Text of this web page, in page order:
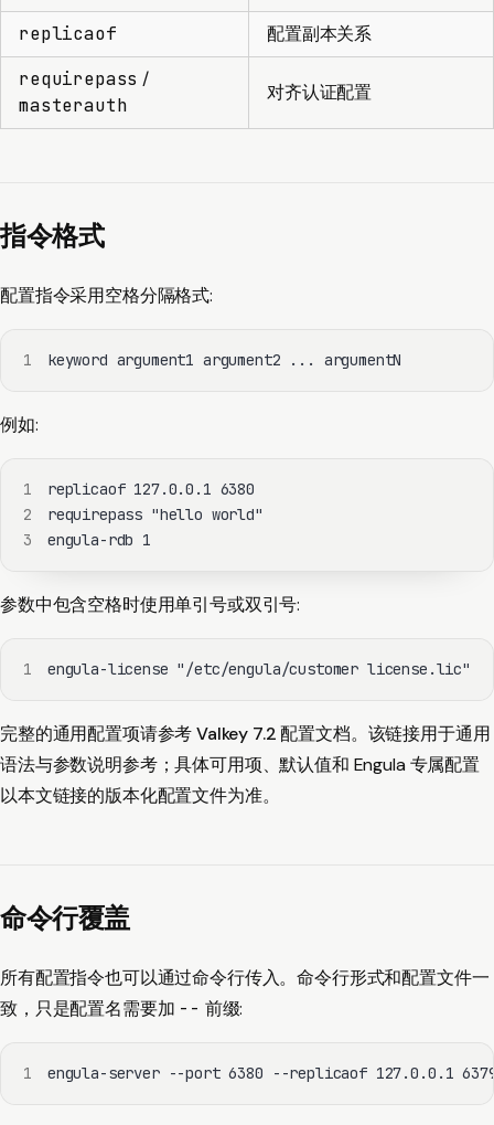
replicaof
配置副本关系
requirepass /
masterauth
对齐认证配置
指令格式
配置指令采用空格分隔格式:
1 keyword argument1 argument2 ... argumentN
例如:
1
2
3
engula-rdb 1
参数中包含空格时使用单引号或双引号:
1 engula-license "/etc/engula/customer license.lic"
完整的通用配置项请参考Valkey 7.2 配置文档。该链接用于通用
语法与参数说明参考；具体可用项、默认值和 Engula 专属配置
以本文链接的版本化配置文件为准。
命令行覆盖
所有配置指令也可以通过命令行传入。命令行形式和配置文件一
致，只是配置名需要加 -- 前缀:
1 engula-server --port 6380 --replicaof 127.0 .0.1